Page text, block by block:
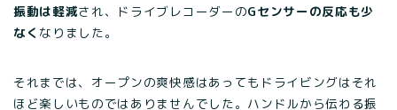
振動は軽減され、ドライブレコーダーのGセンサーの反応も少
なく なりました。
それまでは、オープンの爽快感はあってもドライビングはそれ
ほど楽しいものではありませんでした。ハンドルから伝わる振